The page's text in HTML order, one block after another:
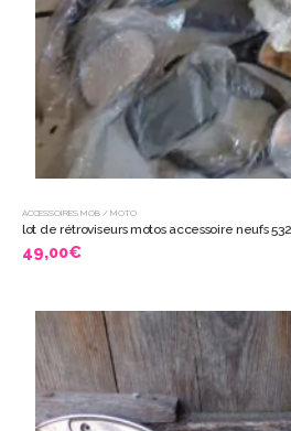
ACCESSOIRES MOB / MOTO
lot de rétroviseurs motos accessoire neufs
49,00€